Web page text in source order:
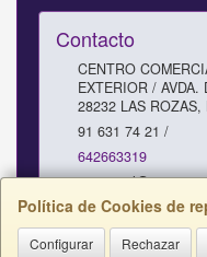
Política de Cookies de
Configurar Rechazar
Contacto
CENTRO
EXTERIOR / AVDA.
28232 LAS ROZAS,
91 631 74 21 /
642663319